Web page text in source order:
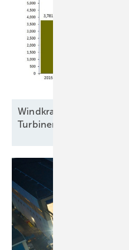
Windkraftbranche
Turbinen mit 5,23